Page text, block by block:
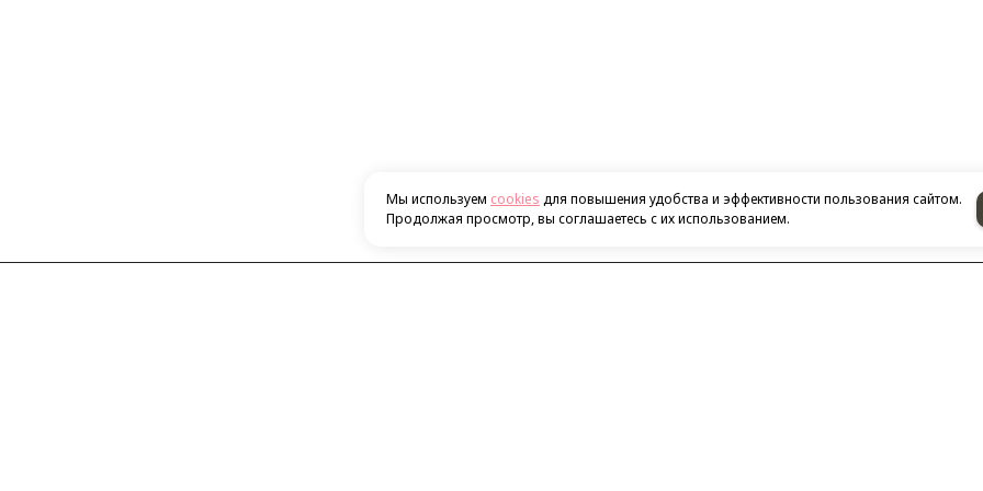
Мы используем cookies для повышения удобства и эффективности пользования сайтом.
Продолжая просмотр, вы соглашаетесь с их использованием.